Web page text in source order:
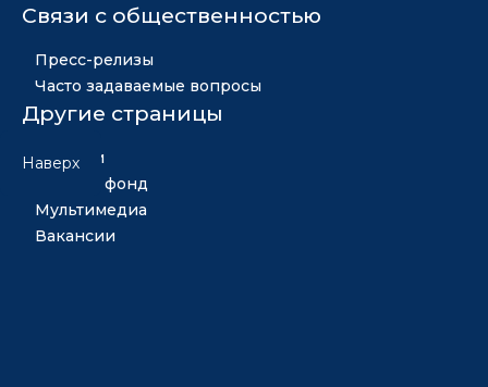
Связи с общественностью
Пресс-релизы
Часто задаваемые вопросы
Другие страницы
Новости
Золотой фонд
Мультимедиа
Вакансии
Наверх